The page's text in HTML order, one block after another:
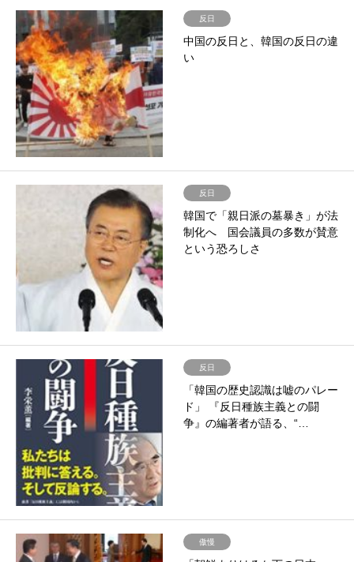
反日
中国の反日と、韓国の反日の違
い
反日
韓国で「親日派の墓暴き」が法
制化へ 国会議員の多数が賛意
という恐ろしさ
反日
「韓国の歴史認識は嘘のパレー
ド」 『反日種族主義との闘
争』の編著者が語る、“…
傲慢